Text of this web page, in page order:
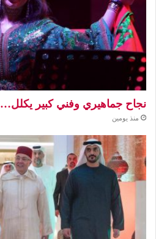
نجاح جماهيري وفني كبير يكلل…
منذ يومين